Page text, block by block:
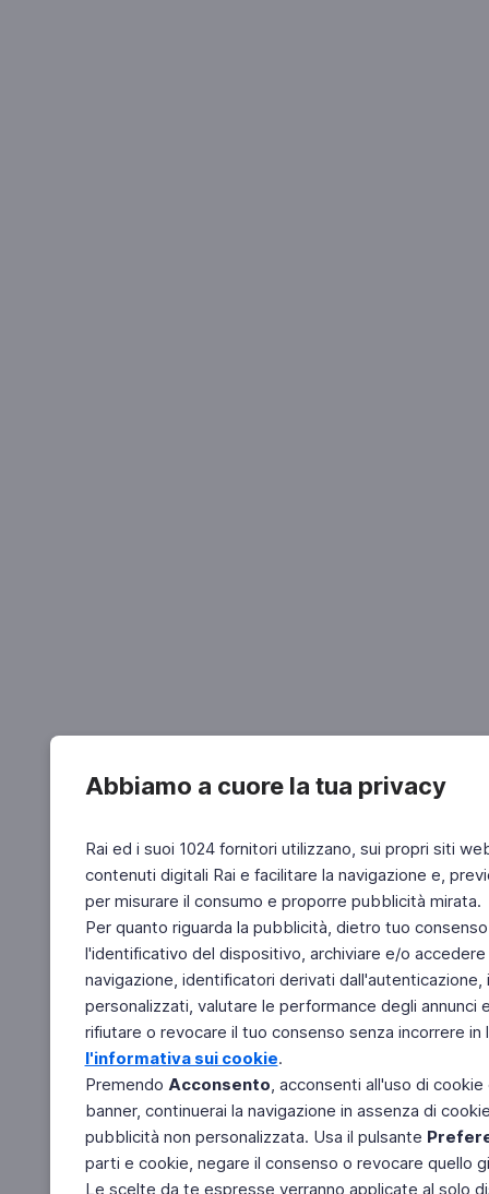
Abbiamo a cuore la tua privacy
Rai ed i suoi 1024 fornitori utilizzano, sui propri siti
contenuti digitali Rai e facilitare la navigazione e,
per misurare il consumo e proporre pubblicità mirata.
Per quanto riguarda la pubblicità, dietro tuo
l'identificativo del dispositivo, archiviare e/o
navigazione, identificatori derivati
personalizzati, valutare le performance degli
rifiutare o revocare il tuo consenso senza incorrere
l'informativa sui cookie.
Premendo Acconsento, acconsenti all'uso di
banner, continuerai la navigazione in assenza di
pubblicità non personalizzata. Usa il pulsante
parti e cookie, negare il consenso o revocare quello
Le scelte da te espresse verranno applicate al solo